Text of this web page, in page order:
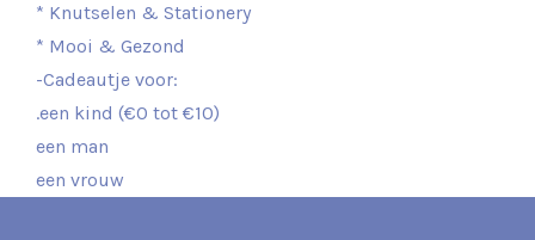
* Knutselen & Stationery
* Mooi & Gezond
-Cadeautje voor:
.een kind (€0 tot €10)
een man
een vrouw